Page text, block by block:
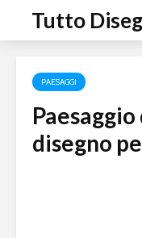
Tutto
PAESAGGI
disegno